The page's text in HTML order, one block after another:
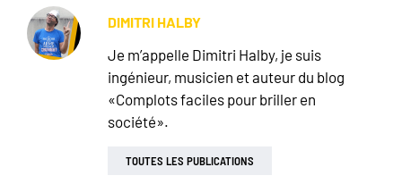
DIMITRI HALBY
Je m’appelle Dimitri Halby, je suis
ingénieur, musicien et auteur du blog
«Complots faciles pour briller en
société».
TOUTES LES PUBLICATIONS